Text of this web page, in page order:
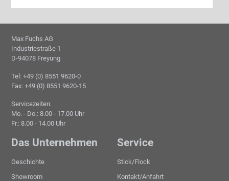
Max Fuchs AG
Industriestraße 1
D-94078 Freyung
Tel: +49 (0) 8551 9620-0
Fax: +49 (0) 8551 9620-15
Servicezeiten:
Mo. - Do.: 8.00 - 17.00 Uhr
Fr.: 8.00 - 14.00 Uhr
Das Unternehmen
Geschichte
Showroom
Service
Stick/Flock
Kontakt/Anfahrt